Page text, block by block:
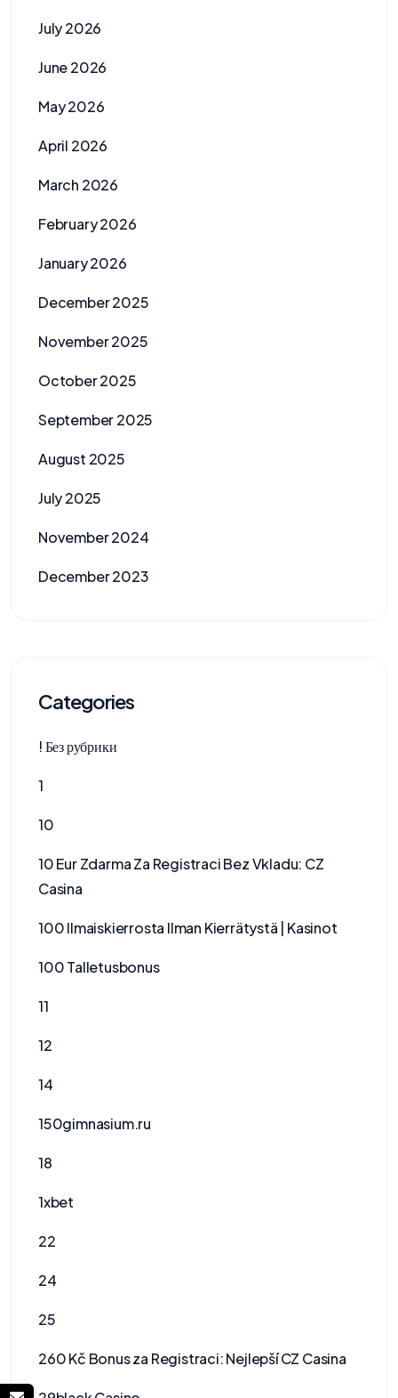
July 2026
June 2026
May 2026
April 2026
March 2026
February 2026
January 2026
December 2025
November 2025
October 2025
September 2025
August 2025
July 2025
November 2024
December 2023
Categories
! Без рубрики
1
10
10 Eur Zdarma Za Registraci Bez Vkladu: CZ
Casina
100 Ilmaiskierrosta Ilman Kierrätystä | Kasinot
100 Talletusbonus
11
12
14
150gimnasium.ru
18
1xbet
22
24
25
260 Kč Bonus za Registraci: Nejlepší CZ Casina